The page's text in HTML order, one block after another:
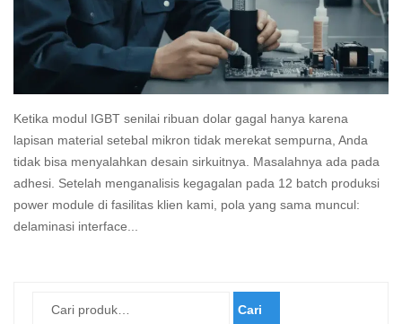
Ketika modul IGBT senilai ribuan dolar gagal hanya karena
lapisan material setebal mikron tidak merekat sempurna, Anda
tidak bisa menyalahkan desain sirkuitnya. Masalahnya ada pada
adhesi. Setelah menganalisis kegagalan pada 12 batch produksi
power module di fasilitas klien kami, pola yang sama muncul:
delaminasi interface...
Cari